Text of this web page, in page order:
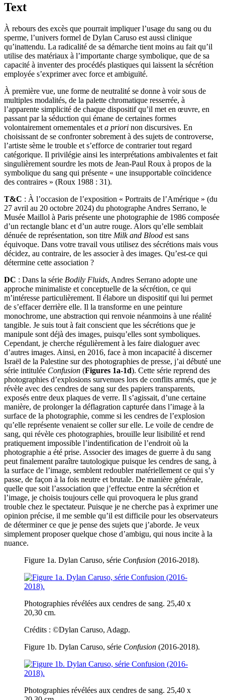
Text
À rebours des excès que pourrait impliquer l’usage du sang ou du
sperme, l’univers formel de Dylan Caruso est aussi clinique
qu’inattendu. La radicalité de sa démarche tient moins au fait qu’il
utilise des matériaux à l’importante charge symbolique, que de sa
capacité à inventer des procédés plastiques qui laissent la sécrétion
employée s’exprimer avec force et ambiguïté.
À première vue, une forme de neutralité se donne à voir sous de
multiples modalités, de la palette chromatique resserrée, à
l’apparente simplicité de chaque dispositif qu’il met en œuvre, en
passant par la séduction qui émane de certaines formes
volontairement ornementales et a priori non discursives. En
choisissant de se confronter sobrement à des sujets de controverse,
l’artiste sème le trouble et s’efforce de contrarier tout regard
catégorique. Il privilégie ainsi les interprétations ambivalentes et fait
singulièrement sourdre les mots de Jean-Paul Roux à propos de la
symbolique du sang qui présente « une insupportable coïncidence
des contraires » (Roux 1988 : 31).
T&C : À l’occasion de l’exposition « Portraits de l’Amérique » (du
27 avril au 20 octobre 2024) du photographe Andres Serrano, le
Musée Maillol à Paris présente une photographie de 1986 composée
d’un rectangle blanc et d’un autre rouge. Alors qu’elle semblait
dénuée de représentation, son titre Milk and Blood est sans
équivoque. Dans votre travail vous utilisez des sécrétions mais vous
décidez, au contraire, de les associer à des images. Qu’est-ce qui
détermine cette association ?
DC : Dans la série Bodily Fluids, Andres Serrano adopte une
approche minimaliste et conceptuelle de la sécrétion, ce qui
m’intéresse particulièrement. Il élabore un dispositif qui lui permet
de s’effacer derrière elle. Il la transforme en une peinture
monochrome, une abstraction qui renvoie néanmoins à une réalité
tangible. Je suis tout à fait conscient que les sécrétions que je
manipule sont déjà des images, puisqu’elles sont symboliques.
Cependant, je cherche régulièrement à les faire dialoguer avec
d’autres images. Ainsi, en 2016, face à mon incapacité à discerner
Israël de la Palestine sur des photographies de presse, j’ai débuté une
série intitulée Confusion (Figures 1a-1d). Cette série reprend des
photographies d’explosions survenues lors de conflits armés, que je
révèle avec des cendres de sang sur des papiers transparents,
exposés entre deux plaques de verre. Il s’agissait, d’une certaine
manière, de prolonger la déflagration capturée dans l’image à la
surface de la photographie, comme si les cendres de l’explosion
qu’elle représente venaient se coller sur elle. Le voile de cendre de
sang, qui révèle ces photographies, brouille leur lisibilité et rend
pratiquement impossible l’indentification de l’endroit où la
photographie a été prise. Associer des images de guerre à du sang
peut finalement paraître tautologique puisque les cendres de sang, à
la surface de l’image, semblent redoubler matériellement ce qui s’y
passe, de façon à la fois neutre et brutale. De manière générale,
quelle que soit l’association que j’effectue entre la sécrétion et
l’image, je choisis toujours celle qui provoquera le plus grand
trouble chez le spectateur. Puisque je ne cherche pas à exprimer une
opinion précise, il me semble qu’il est difficile pour les observateurs
de déterminer ce que je pense des sujets que j’aborde. Je veux
simplement proposer quelque chose d’ambigu, qui nous incite à la
nuance.
Figure 1a. Dylan Caruso, série Confusion (2016-2018).
Photographies révélées aux cendres de sang. 25,40 x
20,30 cm.
Crédits : ©Dylan Caruso, Adagp.
Figure 1b. Dylan Caruso, série Confusion (2016-2018).
Photographies révélées aux cendres de sang. 25,40 x